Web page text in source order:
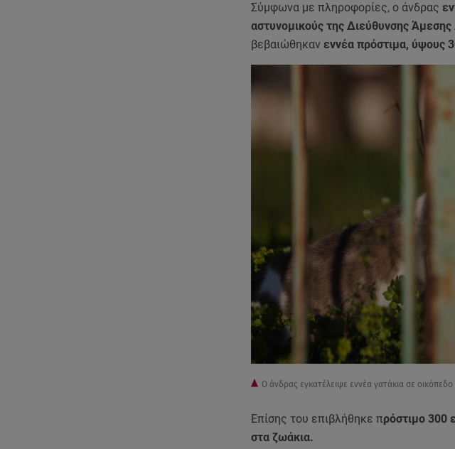
Σύμφωνα με πληροφορίες, ο άνδρας
αστυνομικούς της Διεύθυνσης
βεβαιώθηκαν εννέα πρόστιμα, ύψους
O άνδρας εγκατέλειψε εννέα γατάκια σε
Επίσης του επιβλήθηκε πρόστιμο 300
στα ζωάκια.